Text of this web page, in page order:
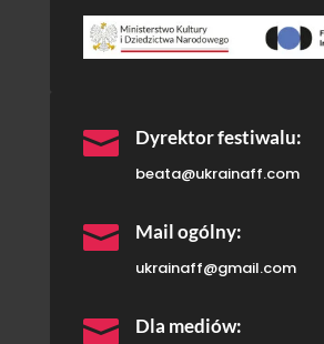
 Dyrektor festiwalu:
beata@ukrainaff.com
 Mail ogólny:
ukrainaff@gmail.com
 Dla mediów: